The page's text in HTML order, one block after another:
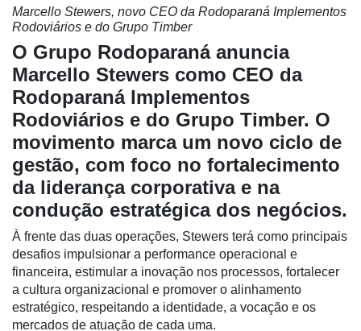
Cadastre-
se
Minha
Marcello Stewers, novo CEO da Rodoparaná Implementos
Rodoviários e do Grupo Timber
O Grupo Rodoparaná anuncia
Marcello Stewers como CEO da
Rodoparaná Implementos
Rodoviários e do Grupo Timber. O
movimento marca um novo ciclo de
gestão, com foco no fortalecimento
da liderança corporativa e na
condução estratégica dos negócios.
À frente das duas operações, Stewers terá como principais
desafios impulsionar a performance operacional e
financeira, estimular a inovação nos processos, fortalecer
a cultura organizacional e promover o alinhamento
estratégico, respeitando a identidade, a vocação e os
mercados de atuação de cada uma.